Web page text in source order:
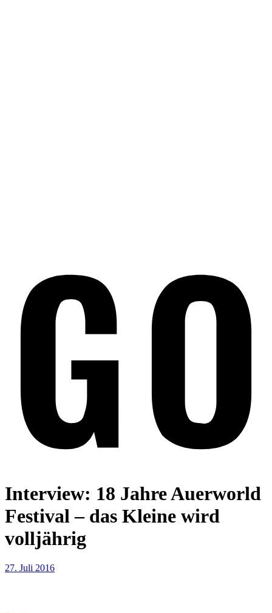
Interview: 18 Jahre Auerworld
Festival – das Kleine wird
volljährig
27. Juli 2016